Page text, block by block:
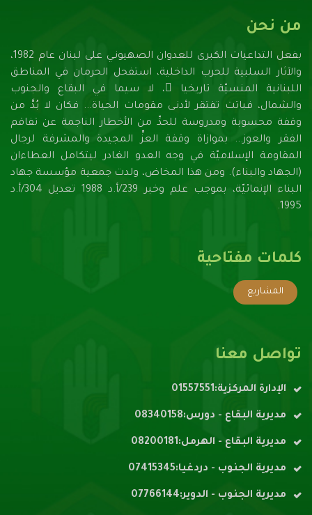
من نحن
بفعل التداعيات الكبرى للعدوان الصهيونـي على لبنان عام 1982،
والآثار السلبية للحرب الداخلية، استفحل الحرمان في المناطق
اللبنانية المنسيّة تاريخيا ً، لا سيما في البقاع والجنوب
والشمال، فباتت تفتقر لأدنـى مقومات الحياة... فكان لا بُدَّ من
وقفة محسوبة ومدروسة للحدِّ من الأخطار الناجمة عن تفاقم
الفقر والعوز... بموازاة وقفة العزِّ المجيدة والمشرفة لرجال
المقاومة الإسلاميّة في وجه العدو الغادر ليتكامل العطاءان
(الجهاد والبناء). ومن هذا المخاض، ولدت جمعية مؤسسة جهاد
البناء الإنمائيّة، بموجب علم وخبر 239/أ.د 1988 تعديل 304/أ.د
1995.
كلمات مفتاحية
المشاريع
تواصل معنا
الإدارة المركزية:01557551
مديرية البقاع - دورس:08340158
مديرية البقاع - الهرمل:08200181
مديرية الجنوب - دردغيا:07415345
مديرية الجنوب - الدوير:07766144